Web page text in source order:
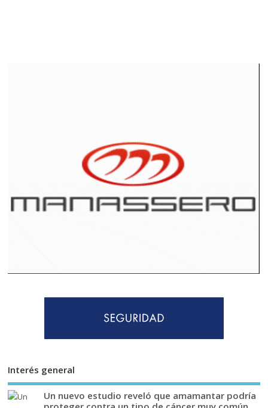
Interés general
Un nuevo estudio reveló que amamantar podría